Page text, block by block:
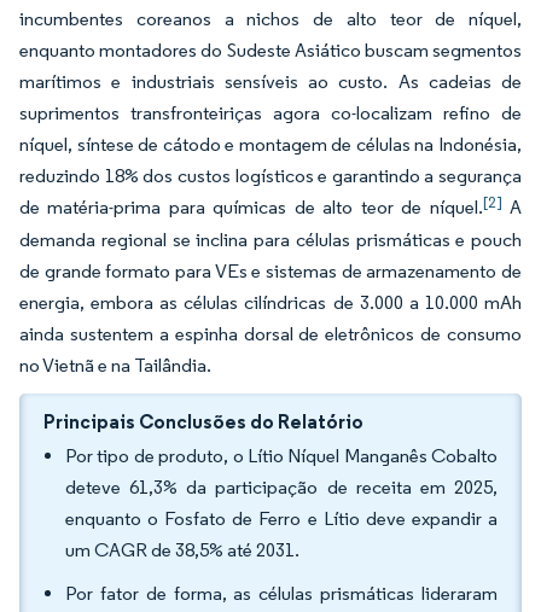
incumbentes coreanos a nichos de alto teor de níquel,
enquanto montadores do Sudeste Asiático buscam segmentos
marítimos e industriais sensíveis ao custo. As cadeias de
suprimentos transfronteiriças agora co-localizam refino de
níquel, síntese de cátodo e montagem de células na Indonésia,
reduzindo 18% dos custos logísticos e garantindo a segurança
de matéria-prima para químicas de alto teor de níquel.[2] A
demanda regional se inclina para células prismáticas e pouch
de grande formato para VEs e sistemas de armazenamento de
energia, embora as células cilíndricas de 3.000 a 10.000 mAh
ainda sustentem a espinha dorsal de eletrônicos de consumo
no Vietnã e na Tailândia.
Principais Conclusões do Relatório
Por tipo de produto, o Lítio Níquel Manganês Cobalto
deteve 61,3% da participação de receita em 2025,
enquanto o Fosfato de Ferro e Lítio deve expandir a
um CAGR de 38,5% até 2031.
Por fator de forma, as células prismáticas lideraram